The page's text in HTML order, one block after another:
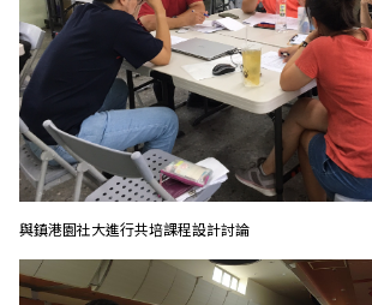
與鎮港園社大進行共培課程設計討論